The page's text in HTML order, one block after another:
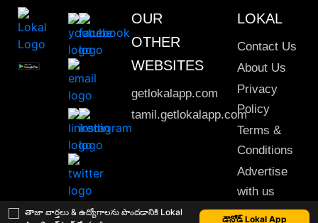
తాజా వార్తలు & ఉద్యోగాలను పొందడానికి Lokal
డౌన్లోడ్ Lokal App
OUR
OTHER
WEBSITES
getlokalapp.com
tamil.getlokalapp.com
LOKAL
Contact Us
About Us
Privacy
Policy
Terms &
Conditions
Advertise
with us
Sitemap